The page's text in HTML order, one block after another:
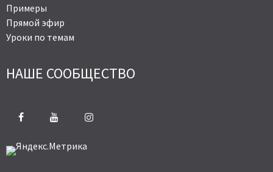
Примеры
Прямой эфир
Уроки по темам
НАШЕ СООБЩЕСТВО